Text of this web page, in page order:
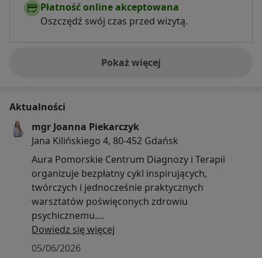
Płatność online akceptowana
Oszczędź swój czas przed wizytą.
Pokaż więcejo doświadczeniu
Aktualności
mgr Joanna Piekarczyk
Jana Kilińskiego 4, 80-452 Gdańsk
Aura Pomorskie Centrum Diagnozy i Terapii
organizuje bezpłatny cykl inspirujących,
twórczych i jednocześnie praktycznych
warsztatów poświęconych zdrowiu
psychicznemu.
Szczegóły o spotkaniach znajdują się pod linkiem
Dowiedz się więcej
05/06/2026